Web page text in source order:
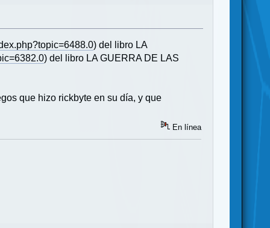
) del libro LA
) del libro LA GUERRA DE LAS
que hizo rickbyte en su día, y que
En línea